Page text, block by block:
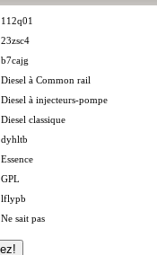
112q01
23zsc4
b7cajg
Diesel à Common rail
Diesel à injecteurs-pompe
Diesel classique
dyhltb
Essence
GPL
lflypb
Ne sait pas